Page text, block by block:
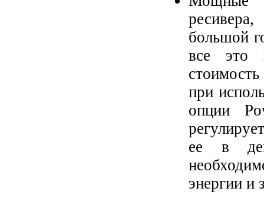
большой
все это
при
опции
ее в
энергии и